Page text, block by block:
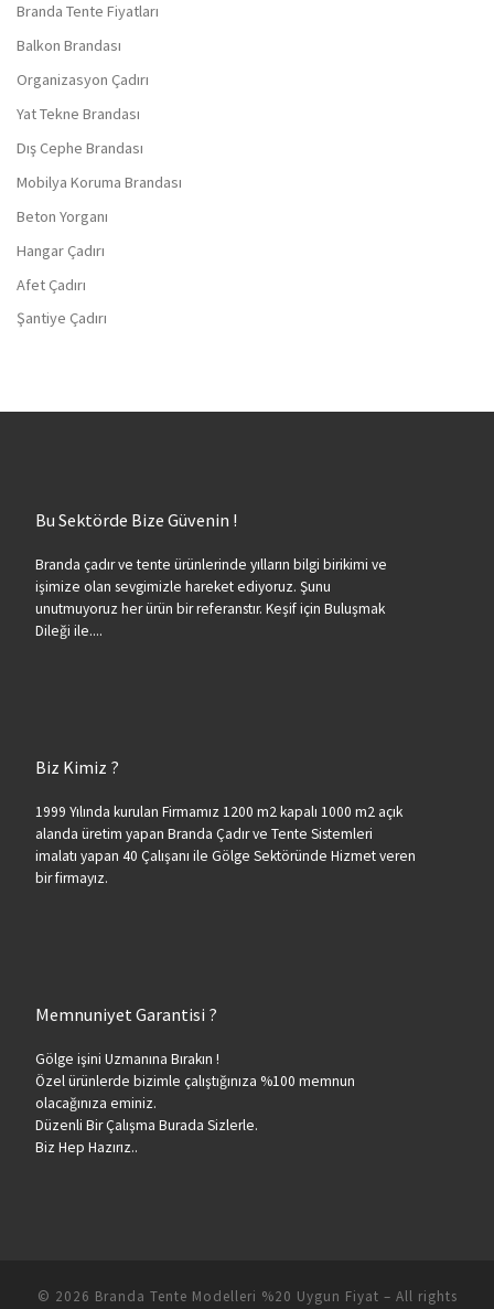
Branda Tente Fiyatları
Balkon Brandası
Organizasyon Çadırı
Yat Tekne Brandası
Dış Cephe Brandası
Mobilya Koruma Brandası
Beton Yorganı
Hangar Çadırı
Afet Çadırı
Şantiye Çadırı
Bu Sektörde Bize Güvenin !
Branda çadır ve tente ürünlerinde yılların bilgi birikimi ve
işimize olan sevgimizle hareket ediyoruz. Şunu
unutmuyoruz her ürün bir referanstır. Keşif için Buluşmak
Dileği ile....
Biz Kimiz ?
1999 Yılında kurulan Firmamız 1200 m2 kapalı 1000 m2 açık
alanda üretim yapan Branda Çadır ve Tente Sistemleri
imalatı yapan 40 Çalışanı ile Gölge Sektöründe Hizmet veren
bir firmayız.
Memnuniyet Garantisi ?
Gölge işini Uzmanına Bırakın !
Özel ürünlerde bizimle çalıştığınıza %100 memnun
olacağınıza eminiz.
Düzenli Bir Çalışma Burada Sizlerle.
Biz Hep Hazırız..
© 2026 Branda Tente Modelleri %20 Uygun Fiyat – All rights